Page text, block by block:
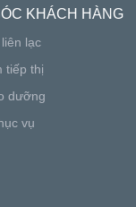
KHÁCH HÀNG
lạc
tiếp thị
dưỡng
vụ